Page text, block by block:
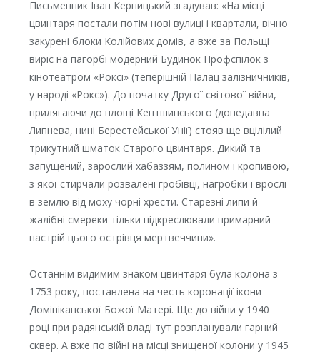
Письменник Іван Керницький згадував: «На місці
цвинтаря постали потім нові вулиці і квартали, вічно
закурені блоки Колійових домів, а вже за Польщі
виріс на пагорбі модерний Будинок Профспілок з
кінотеатром «Роксі» (теперішній Палац залізничників,
у народі «Рокс»). До початку Другої світової війни,
прилягаючи до площі Кентшинського (донедавна
Липнева, нині Берестейської Унії) стояв ще вцілілий
трикутний шматок Старого цвинтаря. Дикий та
запущений, зарослий хабаззям, полином і кропивою,
з якої стирчали розвалені гробівці, нагробки і врослі
в землю від моху чорні хрести. Старезні липи й
жалібні смереки тільки підкреслювали примарний
настрій цього острівця мертвеччини».
Останнім видимим знаком цвинтаря була колона з
1753 року, поставлена на честь коронації ікони
Домініканської Божої Матері. Ще до війни у 1940
році при радянській владі тут розпланували гарний
сквер. А вже по війні на місці знищеної колони у 1945